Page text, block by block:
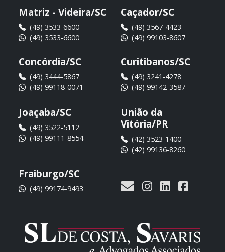
Matriz - Videira/SC
(49) 3533-6600
(49) 3533-6600
Caçador/SC
(49) 3567-4423
(49) 99103-8607
Concórdia/SC
(49) 3444-5867
(49) 99118-0071
Curitibanos/SC
(49) 3241-4278
(49) 99142-3587
Joaçaba/SC
(49) 3522-5112
(49) 99111-8554
União da
Vitória/PR
(42) 3523-1400
(42) 99136-8260
Fraiburgo/SC
(49) 99174-9493